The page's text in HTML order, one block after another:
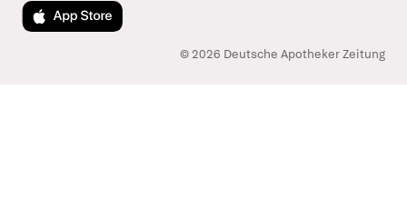
Laden im App Store
© 2026 Deutsche Apotheker Zeitung